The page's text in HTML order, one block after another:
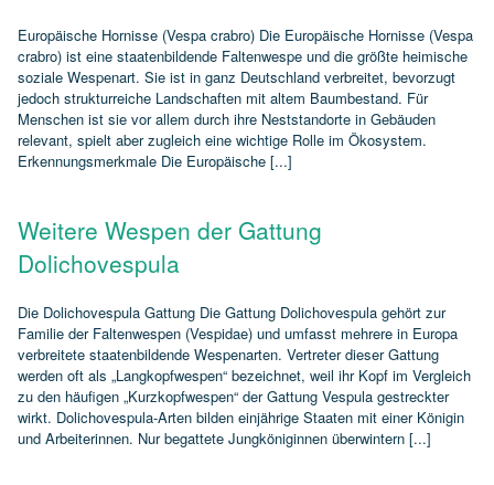
Europäische Hornisse (Vespa crabro) Die Europäische Hornisse (Vespa
crabro) ist eine staatenbildende Faltenwespe und die größte heimische
soziale Wespenart. Sie ist in ganz Deutschland verbreitet, bevorzugt
jedoch strukturreiche Landschaften mit altem Baumbestand. Für
Menschen ist sie vor allem durch ihre Neststandorte in Gebäuden
relevant, spielt aber zugleich eine wichtige Rolle im Ökosystem.
Erkennungsmerkmale Die Europäische [...]
Weitere Wespen der Gattung
Dolichovespula
Die Dolichovespula Gattung Die Gattung Dolichovespula gehört zur
Familie der Faltenwespen (Vespidae) und umfasst mehrere in Europa
verbreitete staatenbildende Wespenarten. Vertreter dieser Gattung
werden oft als „Langkopfwespen“ bezeichnet, weil ihr Kopf im Vergleich
zu den häufigen „Kurzkopfwespen“ der Gattung Vespula gestreckter
wirkt. Dolichovespula‑Arten bilden einjährige Staaten mit einer Königin
und Arbeiterinnen. Nur begattete Jungköniginnen überwintern [...]